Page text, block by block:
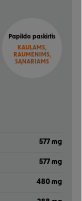
Papildo paskirtis
KAULAMS,
RAUMENIMS,
SĄNARIAMS
577 mg
577 mg
480 mg